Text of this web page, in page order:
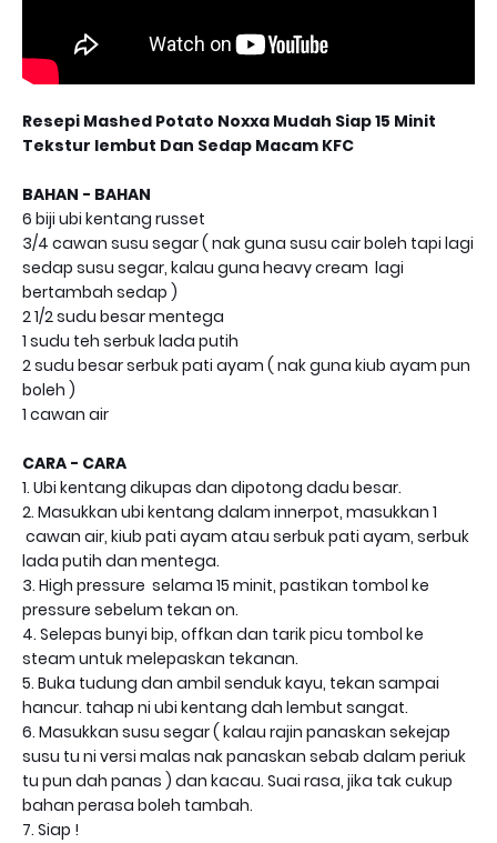
Resepi Mashed Potato Noxxa Mudah Siap 15 Minit
Tekstur lembut Dan Sedap Macam KFC
BAHAN - BAHAN
6 biji ubi kentang russet
3/4 cawan susu segar ( nak guna susu cair boleh tapi lagi
sedap susu segar, kalau guna heavy cream lagi
bertambah sedap )
2 1/2 sudu besar mentega
1 sudu teh serbuk lada putih
2 sudu besar serbuk pati ayam ( nak guna kiub ayam pun
boleh )
1 cawan air
CARA - CARA
1. Ubi kentang dikupas dan dipotong dadu besar.
2. Masukkan ubi kentang dalam innerpot, masukkan 1
cawan air, kiub pati ayam atau serbuk pati ayam, serbuk
lada putih dan mentega.
3. High pressure selama 15 minit, pastikan tombol ke
pressure sebelum tekan on.
4. Selepas bunyi bip, offkan dan tarik picu tombol ke
steam untuk melepaskan tekanan.
5. Buka tudung dan ambil senduk kayu, tekan sampai
hancur. tahap ni ubi kentang dah lembut sangat.
6. Masukkan susu segar ( kalau rajin panaskan sekejap
susu tu ni versi malas nak panaskan sebab dalam periuk
tu pun dah panas ) dan kacau. Suai rasa, jika tak cukup
bahan perasa boleh tambah.
7. Siap !